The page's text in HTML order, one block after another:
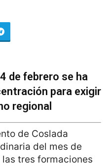
de febrero se ha
para exigir
regional
de Coslada
del mes de
tres formaciones